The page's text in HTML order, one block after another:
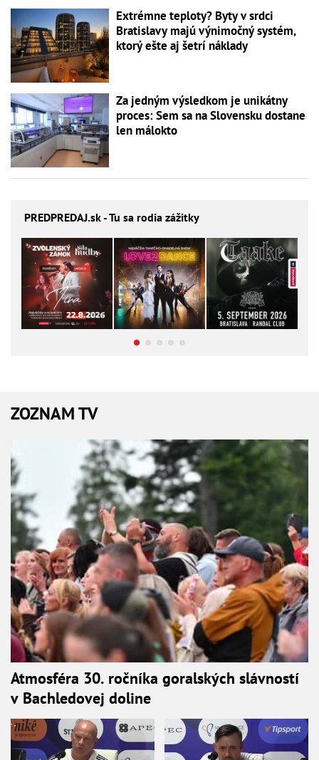
Extrémne teploty? Byty v srdci
Bratislavy majú výnimočný systém,
ktorý ešte aj šetrí náklady
Za jedným výsledkom je unikátny
proces: Sem sa na Slovensku dostane
len málokto
PREDPREDAJ.sk - Tu sa rodia zážitky
ZOZNAM TV
Atmosféra 30. ročníka goralských slávností
v Bachledovej doline